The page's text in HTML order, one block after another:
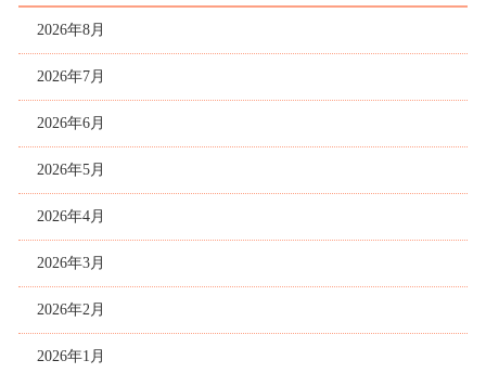
2026年8月
2026年7月
2026年6月
2026年5月
2026年4月
2026年3月
2026年2月
2026年1月